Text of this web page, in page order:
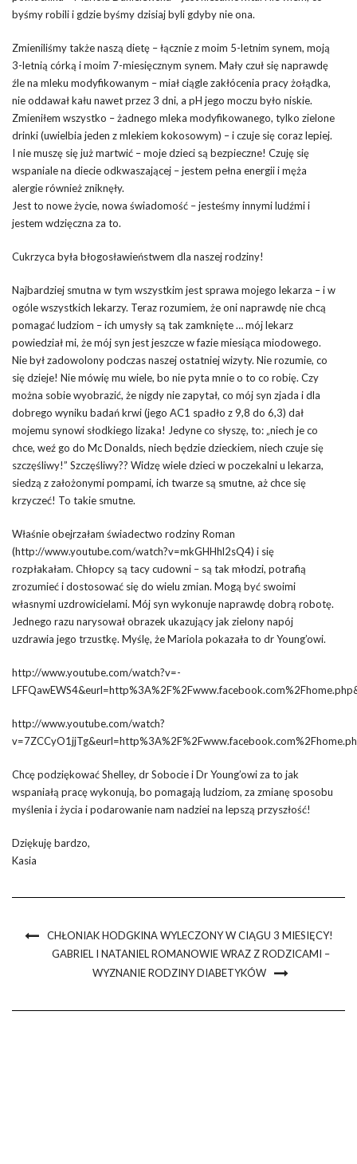
byśmy robili i gdzie byśmy dzisiaj byli gdyby nie ona.
Zmieniliśmy także naszą dietę – łącznie z moim 5-letnim synem, moją
3-letnią córką i moim 7-miesięcznym synem. Mały czuł się naprawdę
źle na mleku modyfikowanym – miał ciągle zakłócenia pracy żołądka,
nie oddawał kału nawet przez 3 dni, a pH jego moczu było niskie.
Zmieniłem wszystko – żadnego mleka modyfikowanego, tylko zielone
drinki (uwielbia jeden z mlekiem kokosowym) – i czuje się coraz lepiej.
I nie muszę się już martwić – moje dzieci są bezpieczne! Czuję się
wspaniale na diecie odkwaszającej – jestem pełna energii i męża
alergie również zniknęły.
Jest to nowe życie, nowa świadomość – jesteśmy innymi ludźmi i
jestem wdzięczna za to.
Cukrzyca była błogosławieństwem dla naszej rodziny!
Najbardziej smutna w tym wszystkim jest sprawa mojego lekarza – i w
ogóle wszystkich lekarzy. Teraz rozumiem, że oni naprawdę nie chcą
pomagać ludziom – ich umysły są tak zamknięte … mój lekarz
powiedział mi, że mój syn jest jeszcze w fazie miesiąca miodowego.
Nie był zadowolony podczas naszej ostatniej wizyty. Nie rozumie, co
się dzieje! Nie mówię mu wiele, bo nie pyta mnie o to co robię. Czy
można sobie wyobrazić, że nigdy nie zapytał, co mój syn zjada i dla
dobrego wyniku badań krwi (jego AC1 spadło z 9,8 do 6,3) dał
mojemu synowi słodkiego lizaka! Jedyne co słyszę, to: „niech je co
chce, weź go do Mc Donalds, niech będzie dzieckiem, niech czuje się
szczęśliwy!” Szczęśliwy?? Widzę wiele dzieci w poczekalni u lekarza,
siedzą z założonymi pompami, ich twarze są smutne, aż chce się
krzyczeć! To takie smutne.
Właśnie obejrzałam świadectwo rodziny Roman
(http://www.youtube.com/watch?v=mkGHHhl2sQ4) i się
rozpłakałam. Chłopcy są tacy cudowni – są tak młodzi, potrafią
zrozumieć i dostosować się do wielu zmian. Mogą być swoimi
własnymi uzdrowicielami. Mój syn wykonuje naprawdę dobrą robotę.
Jednego razu narysował obrazek ukazujący jak zielony napój
uzdrawia jego trzustkę. Myślę, że Mariola pokazała to dr Young’owi.
http://www.youtube.com/watch?v=-
http://www.youtube.com/watch?
Chcę podziękować Shelley, dr Sobocie i Dr Young’owi za to jak
wspaniałą pracę wykonują, bo pomagają ludziom, za zmianę sposobu
myślenia i życia i podarowanie nam nadziei na lepszą przyszłość!
Dziękuję bardzo,
Kasia
CHŁONIAK HODGKINA WYLECZONY W CIĄGU 3 MIESIĘCY!
GABRIEL I NATANIEL ROMANOWIE WRAZ Z RODZICAMI –
WYZNANIE RODZINY DIABETYKÓW